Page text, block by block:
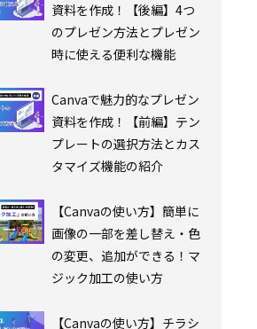
資料を作成！【後編】4つ
のプレゼン方法とプレゼン
時に使える便利な機能
Canvaで魅力的なプレゼン
資料を作成！【前編】テン
プレートの選択方法とカス
タマイズ機能の紹介
【Canvaの使い方】簡単に
画像の一部を差し替え・色
の変更、追加ができる！マ
ジック加工の使い方
【Canvaの使い方】チラシ